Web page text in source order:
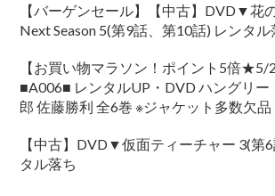
【バーゲンセール】【中古】DVD▼花
Next Season 5(第9話、第10話) レンタ
【お買い物マラソン！ポイント5倍★5/
■A006■ レンタルUP・DVD ハングリー
郎 佐藤勝利 全6巻 ※ジャケット多数欠品
【中古】DVD▼仮面ティーチャー 3(第
タル落ち